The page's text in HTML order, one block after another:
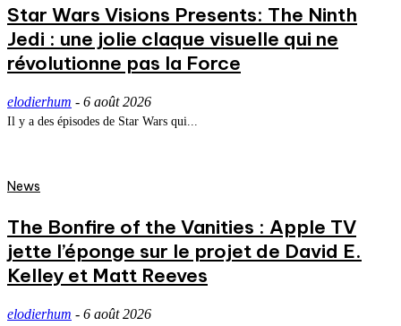
Star Wars Visions Presents: The Ninth
Jedi : une jolie claque visuelle qui ne
révolutionne pas la Force
elodierhum - 6 août 2026
Il y a des épisodes de Star Wars qui...
News
The Bonfire of the Vanities : Apple TV
jette l’éponge sur le projet de David E.
Kelley et Matt Reeves
elodierhum - 6 août 2026